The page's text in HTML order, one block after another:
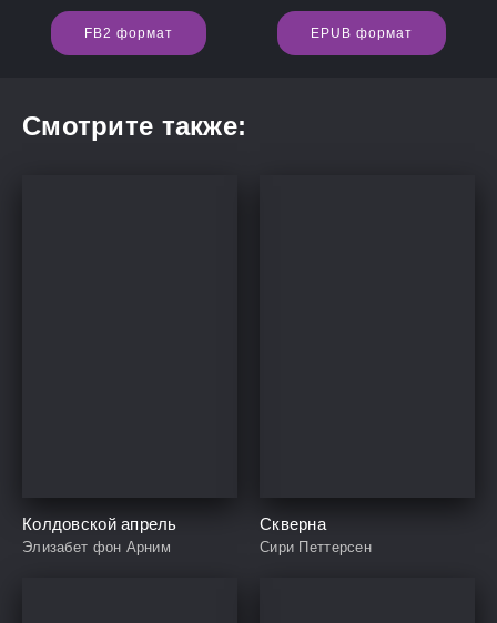
FB2 формат EPUB формат
Смотрите также:
Колдовской апрель
Элизабет фон Арним
Скверна
Сири Петтерсен